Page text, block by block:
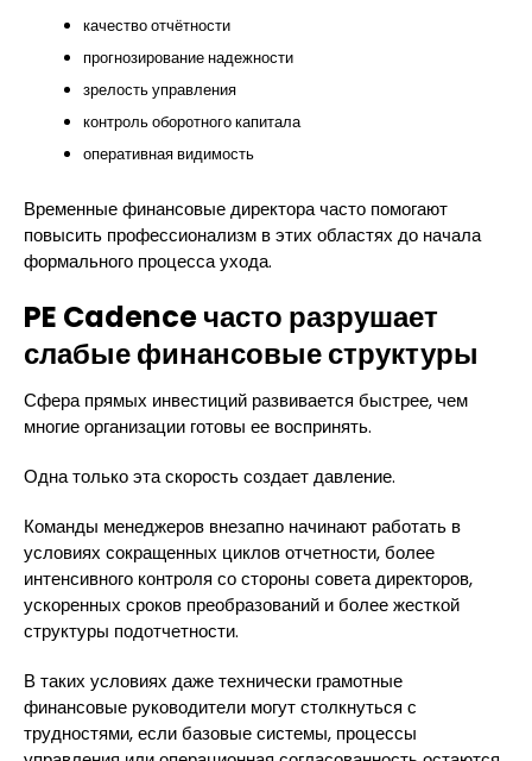
качество отчётности
прогнозирование надежности
зрелость управления
контроль оборотного капитала
оперативная видимость
Временные финансовые директора часто помогают
повысить профессионализм в этих областях до начала
формального процесса ухода.
PE Cadence часто разрушает
слабые финансовые структуры
Сфера прямых инвестиций развивается быстрее, чем
многие организации готовы ее воспринять.
Одна только эта скорость создает давление.
Команды менеджеров внезапно начинают работать в
условиях сокращенных циклов отчетности, более
интенсивного контроля со стороны совета директоров,
ускоренных сроков преобразований и более жесткой
структуры подотчетности.
В таких условиях даже технически грамотные
финансовые руководители могут столкнуться с
трудностями, если базовые системы, процессы